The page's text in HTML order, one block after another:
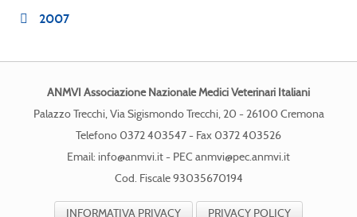
2007
ANMVI Associazione Nazionale Medici Veterinari Italiani
Palazzo Trecchi, Via Sigismondo Trecchi, 20 - 26100 Cremona
Telefono 0372 403547 - Fax 0372 403526
Email: info@anmvi.it- PEC anmvi@pec.anmvi.it
Cod. Fiscale 93035670194
INFORMATIVA PRIVACY PRIVACY POLICY